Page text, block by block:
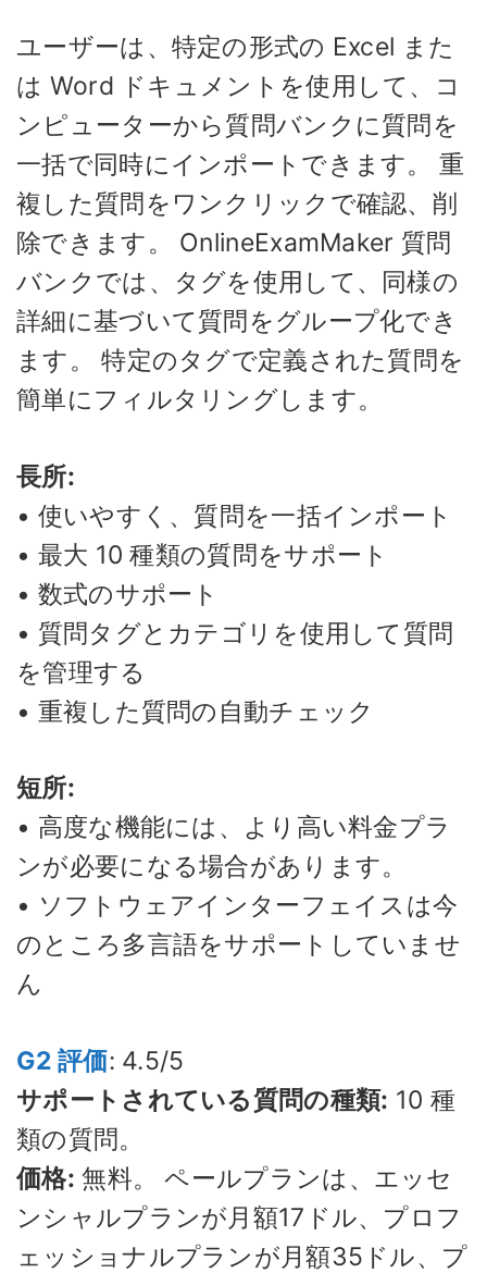
ユーザーは、特定の形式の Excel また
は Word ドキュメントを使用して、コ
ンピューターから質問バンクに質問を
一括で同時にインポートできます。 重
複した質問をワンクリックで確認、削
除できます。 OnlineExamMaker 質問
バンクでは、タグを使用して、同様の
詳細に基づいて質問をグループ化でき
ます。 特定のタグで定義された質問を
簡単にフィルタリングします。
長所:
• 使いやすく、質問を一括インポート
• 最大 10 種類の質問をサポート
• 数式のサポート
• 質問タグとカテゴリを使用して質問
を管理する
• 重複した質問の自動チェック
短所:
• 高度な機能には、より高い料金プラ
ンが必要になる場合があります。
• ソフトウェアインターフェイスは今
のところ多言語をサポートしていませ
ん
G2 評価: 4.5/5
サポートされている質問の種類: 10 種
類の質問。
価格: 無料。 ペールプランは、エッセ
ンシャルプランが月額17ドル、プロフ
ェッショナルプランが月額35ドル、プ